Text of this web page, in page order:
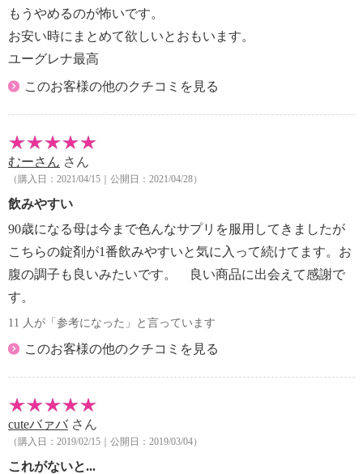
表示しているアレルギー物質は、特定原材料を対象に
しています。
＜ユーグレナ グリーン＞
■アレルギー表示：なし
■コンタミネーション注意喚起表示：なし
もうやめるのが怖いです。
お安い時にまとめて欲しいとおもいます。
ユーグレナ最高
このお客様の他のクチコミを見る
むーさん さん
（購入日：2021/04/15｜公開日：2021/04/28）
飲みやすい
90歳になる母は今まで色んなサプリを服用してきましたが
こちらの錠剤が1番飲みやすいと気に入って続けてます。お
腹の調子も良いみたいです。 良い商品に出会えて感謝で
す。
11 人が「参考になった」と言っています
このお客様の他のクチコミを見る
cuteバァバさん
（購入日：2019/02/15｜公開日：2019/03/04）
これがないと...